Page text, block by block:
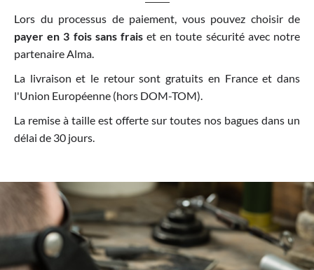
Lors du processus de paiement, vous pouvez choisir de
payer en 3 fois sans fraiset en toute sécurité avec notre
partenaire Alma.
La livraison et le retour sont gratuits en France et dans
l'Union Européenne (hors DOM-TOM).
La remise à taille est offerte sur toutes nos bagues dans un
délai de 30 jours.